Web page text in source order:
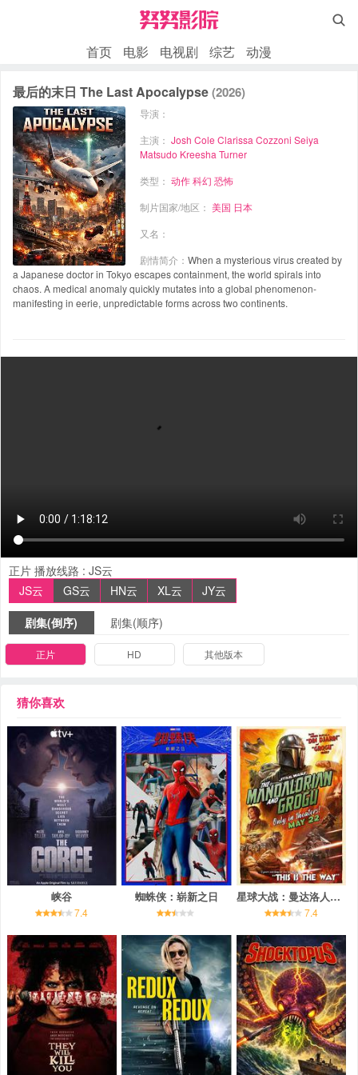

首页 电影 电视剧 综艺 动漫
最后的末日 The Last Apocalypse(2026)
导演：
主演：Josh Cole Clarissa Cozzoni Seiya
Matsudo Kreesha Turner
类型：动作 科幻 恐怖
制片国家/地区：美国 日本
又名：
剧情简介：When a mysterious virus created by
a Japanese doctor in Tokyo escapes containment, the world spirals into
chaos. A medical anomaly quickly mutates into a global phenomenon-
manifesting in eerie, unpredictable forms across two continents.
正片 播放线路 : JS云
JS云
GS云 HN云 XL云
JY云
剧集(倒序)
剧集(顺序)
正片 HD 其他版本
猜你喜欢
峡谷
7.4
蜘蛛侠：崭新之日 星球大战：曼达洛人与古古
7.4